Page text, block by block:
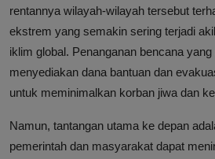
rentannya wilayah-wilayah tersebut
ekstrem yang semakin sering terjadi
iklim global. Penanganan bencana
menyediakan dana bantuan dan
untuk meminimalkan korban jiwa dan
Namun, tantangan utama ke depan
pemerintah dan masyarakat dapat